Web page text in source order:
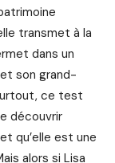
transmet à la
dans un
son grand-
ce test
découvrir
qu’elle est une
alors si Lisa